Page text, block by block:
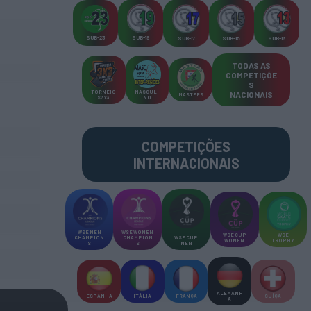
SUB-23 SUB-19 SUB-17 SUB-15 SUB-13
TORNEIO
S 3x3
MASCULI
NO
MASTERS
TODAS AS
COMPETIÇÕE
S
NACIONAIS
COMPETIÇÕES
INTERNACIONAIS
WSE MEN
CHAMPION
S
WSE WOMEN
CHAMPION
S
WSE CUP
MEN
WSE CUP
WOMEN
WSE
TROPHY
ESPANHA ITÁLIA FRANÇA
ALEMANH
A
SUÍÇA